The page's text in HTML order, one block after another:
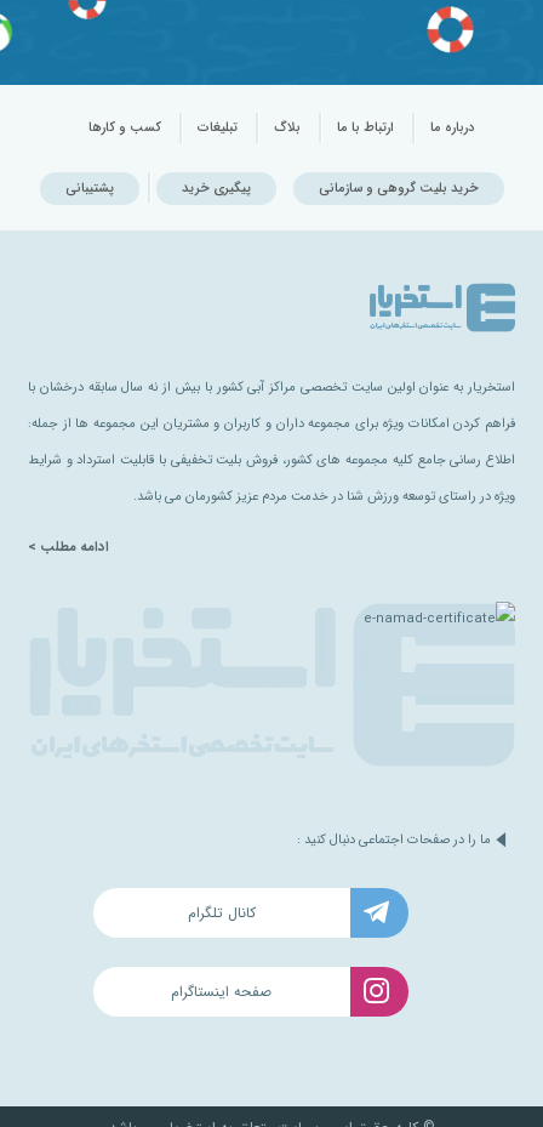
درباره ما ارتباط با ما بلاگ تبلیغات کسب و کارها
خرید بلیت گروهی و سازمانی پیگیری خرید پشتیبانی
استخریار به عنوان اولین سایت تخصصی مراکز آبی کشور با بیش از نه سال سابقه درخشان با
فراهم کردن امکانات ویژه برای مجموعه داران و کاربران و مشتریان این مجموعه ها از جمله:
اطلاع رسانی جامع کلیه مجموعه های کشور، فروش بلیت تخفیفی با قابلیت استرداد و شرایط
ویژه در راستای توسعه ورزش شنا در خدمت مردم عزیز کشورمان می باشد.
ادامه مطلب >
ما را در صفحات اجتماعی دنبال کنید :
کانال تلگرام
صفحه اینستاگرام